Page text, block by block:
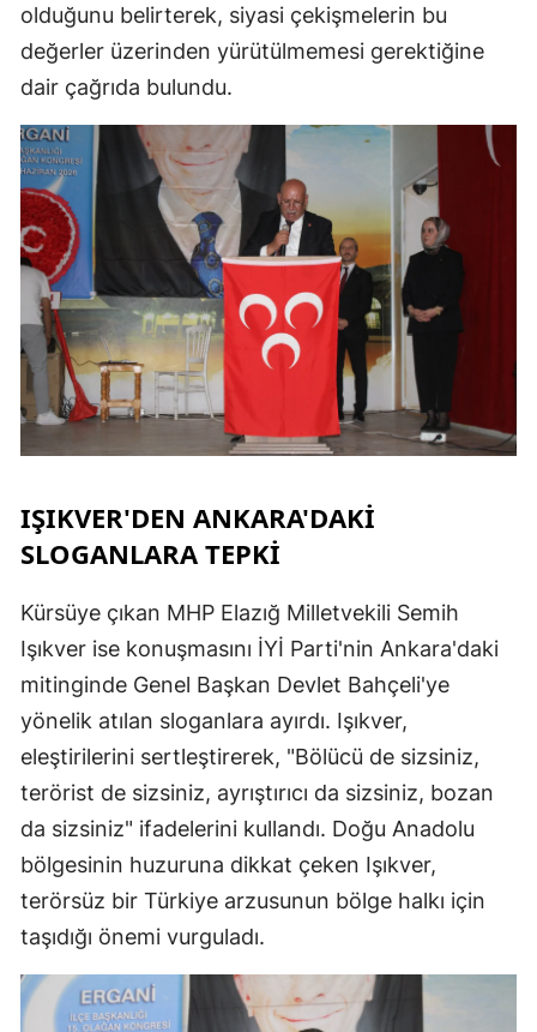
olduğunu belirterek, siyasi çekişmelerin bu
değerler üzerinden yürütülmemesi gerektiğine
dair çağrıda bulundu.
IŞIKVER'DEN ANKARA'DAKİ
SLOGANLARA TEPKİ
Kürsüye çıkan MHP Elazığ Milletvekili Semih
Işıkver ise konuşmasını İYİ Parti'nin Ankara'daki
mitinginde Genel Başkan Devlet Bahçeli'ye
yönelik atılan sloganlara ayırdı. Işıkver,
eleştirilerini sertleştirerek, "Bölücü de sizsiniz,
terörist de sizsiniz, ayrıştırıcı da sizsiniz, bozan
da sizsiniz" ifadelerini kullandı. Doğu Anadolu
bölgesinin huzuruna dikkat çeken Işıkver,
terörsüz bir Türkiye arzusunun bölge halkı için
taşıdığı önemi vurguladı.